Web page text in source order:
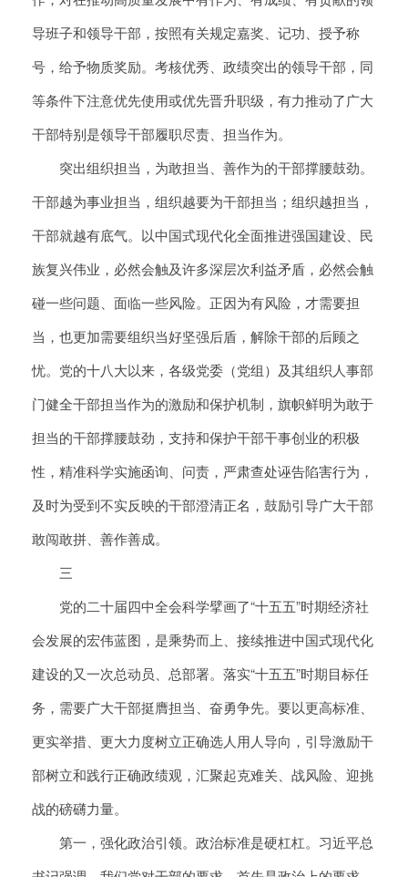
导班子和领导干部，按照有关规定嘉奖、记功、授予称
号，给予物质奖励。考核优秀、政绩突出的领导干部，同
等条件下注意优先使用或优先晋升职级，有力推动了广大
干部特别是领导干部履职尽责、担当作为。
突出组织担当，为敢担当、善作为的干部撑腰鼓劲。
干部越为事业担当，组织越要为干部担当；组织越担当，
干部就越有底气。以中国式现代化全面推进强国建设、民
族复兴伟业，必然会触及许多深层次利益矛盾，必然会触
碰一些问题、面临一些风险。正因为有风险，才需要担
当，也更加需要组织当好坚强后盾，解除干部的后顾之
忧。党的十八大以来，各级党委（党组）及其组织人事部
门健全干部担当作为的激励和保护机制，旗帜鲜明为敢于
担当的干部撑腰鼓劲，支持和保护干部干事创业的积极
性，精准科学实施函询、问责，严肃查处诬告陷害行为，
及时为受到不实反映的干部澄清正名，鼓励引导广大干部
敢闯敢拼、善作善成。
三
党的二十届四中全会科学擘画了“十五五”时期经济社
会发展的宏伟蓝图，是乘势而上、接续推进中国式现代化
建设的又一次总动员、总部署。落实“十五五”时期目标任
务，需要广大干部挺膺担当、奋勇争先。要以更高标准、
更实举措、更大力度树立正确选人用人导向，引导激励干
部树立和践行正确政绩观，汇聚起克难关、战风险、迎挑
战的磅礴力量。
第一，强化政治引领。政治标准是硬杠杠。习近平总